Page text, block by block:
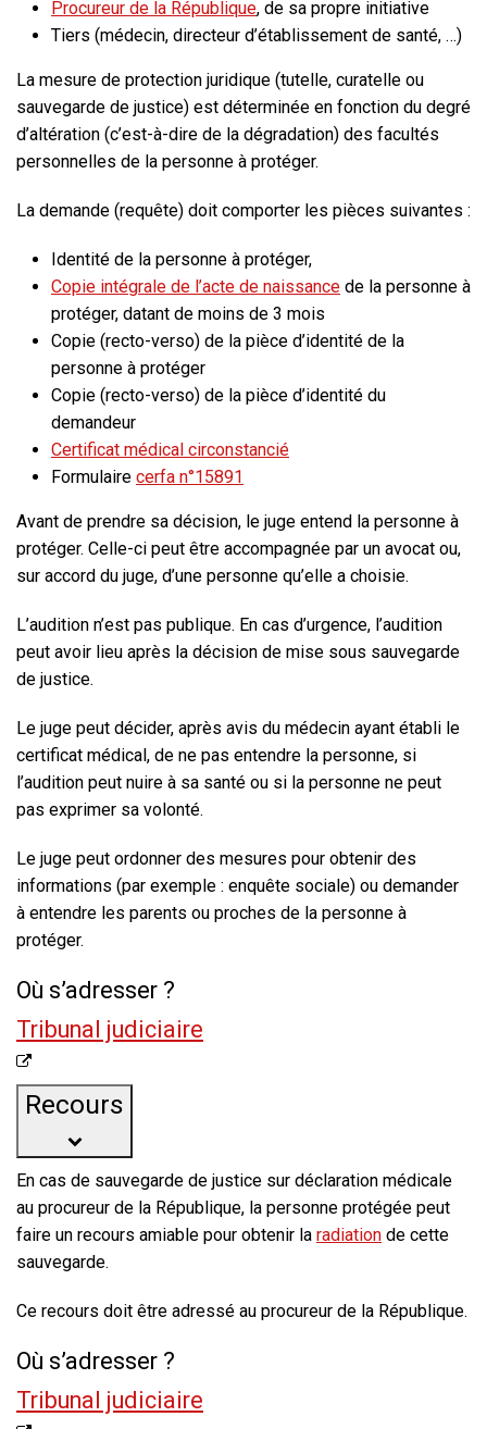
Procureur de la République, de sa propre initiative
Tiers (médecin, directeur d’établissement de santé, …)
La mesure de protection juridique (tutelle, curatelle ou
sauvegarde de justice) est déterminée en fonction du degré
d’altération (c’est-à-dire de la dégradation) des facultés
personnelles de la personne à protéger.
La demande (requête) doit comporter les pièces suivantes :
Identité de la personne à protéger,
Copie intégrale de l’acte de naissance de la personne à
protéger, datant de moins de 3 mois
Copie (recto-verso) de la pièce d’identité de la
personne à protéger
Copie (recto-verso) de la pièce d’identité du
demandeur
Certificat médical circonstancié
Formulaire cerfa n°15891
Avant de prendre sa décision, le juge entend la personne à
protéger. Celle-ci peut être accompagnée par un avocat ou,
sur accord du juge, d’une personne qu’elle a choisie.
L’audition n’est pas publique. En cas d’urgence, l’audition
peut avoir lieu après la décision de mise sous sauvegarde
de justice.
Le juge peut décider, après avis du médecin ayant établi le
certificat médical, de ne pas entendre la personne, si
l’audition peut nuire à sa santé ou si la personne ne peut
pas exprimer sa volonté.
Le juge peut ordonner des mesures pour obtenir des
informations (par exemple : enquête sociale) ou demander
à entendre les parents ou proches de la personne à
protéger.
Où s’adresser ?
Tribunal judiciaire
Recours
En cas de sauvegarde de justice sur déclaration médicale
au procureur de la République, la personne protégée peut
faire un recours amiable pour obtenir la radiation de cette
sauvegarde.
Ce recours doit être adressé au procureur de la République.
Où s’adresser ?
Tribunal judiciaire